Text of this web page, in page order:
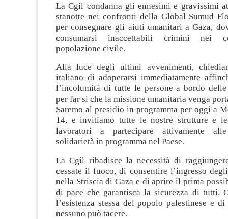
La Cgil condanna gli ennesimi e gravissimi
stanotte nei confronti della Global Sumud
per consegnare gli aiuti umanitari a Gaza,
consumarsi inaccettabili crimini nei
popolazione civile.
Alla luce degli ultimi avvenimenti,
italiano di adoperarsi immediatamente
l’incolumità di tutte le persone a bordo
per far sì che la missione umanitaria venga
Saremo al presidio in programma per oggi a
14, e invitiamo tutte le nostre strutture e
lavoratori a partecipare attivamente
solidarietà in programma nel Paese.
La Cgil ribadisce la necessità di
cessate il fuoco, di consentire l’ingresso
nella Striscia di Gaza e di aprire il prima
di pace che garantisca la sicurezza di tutti.
l’esistenza stessa del popolo palestinese e
nessuno può tacere.